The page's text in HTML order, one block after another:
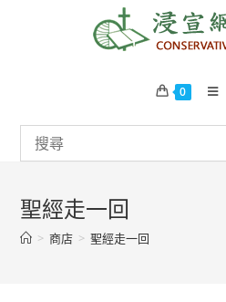
0
聖經走一回
> 商店 > 聖經走一回